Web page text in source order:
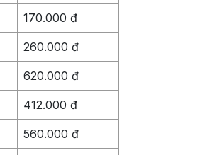
170.000 đ
260.000 đ
620.000 đ
412.000 đ
560.000 đ